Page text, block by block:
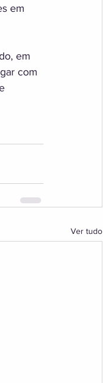
em
em
com
Ver tudo